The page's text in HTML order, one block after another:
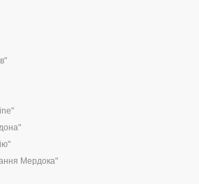
Мердока"